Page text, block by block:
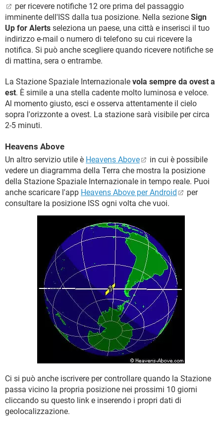
per ricevere notifiche 12 ore prima del passaggio
imminente dell'ISS dalla tua posizione. Nella sezione Sign
Up for Alerts seleziona un paese, una città e inserisci il tuo
indirizzo e-mail o numero di telefono su cui ricevere la
notifica. Si può anche scegliere quando ricevere notifiche se
di mattina, sera o entrambe.
La Stazione Spaziale Internazionale vola sempre da ovest a
est. È simile a una stella cadente molto luminosa e veloce.
Al momento giusto, esci e osserva attentamente il cielo
sopra l'orizzonte a ovest. La stazione sarà visibile per circa
2-5 minuti.
Heavens Above
Un altro servizio utile è Heavens Above
in cui è possibile
vedere un diagramma della Terra che mostra la posizione
della Stazione Spaziale Internazionale in tempo reale. Puoi
anche scaricare l'app Heavens Above per Android
per
consultare la posizione ISS ogni volta che vuoi.
Ci si può anche iscrivere per controllare quando la Stazione
passa vicino la propria posizione nei prossimi 10 giorni
cliccando su questo link e inserendo i propri dati di
geolocalizzazione.